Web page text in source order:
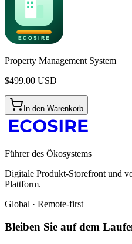
Property Management System
$499.00 USD
In den Warenkorb
Führer des Ökosystems
Digitale Produkt-Storefront und
Plattform.
Global · Remote-first
Bleiben Sie auf dem